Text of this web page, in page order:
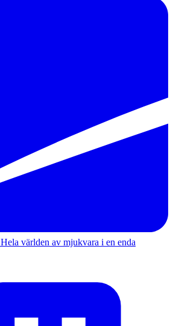
Hela världen av mjukvara i en enda